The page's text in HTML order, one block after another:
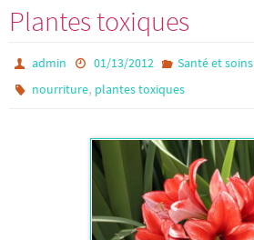
Plantes toxiques
admin 01/13/2012
Santé et soins
nourriture, plantes toxiques